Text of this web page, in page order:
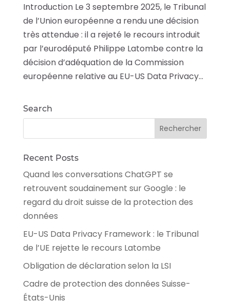
Introduction Le 3 septembre 2025, le Tribunal
de l’Union européenne a rendu une décision
très attendue : il a rejeté le recours introduit
par l’eurodéputé Philippe Latombe contre la
décision d’adéquation de la Commission
européenne relative au EU-US Data Privacy...
Search
Recent Posts
Quand les conversations ChatGPT se
retrouvent soudainement sur Google : le
regard du droit suisse de la protection des
données
EU-US Data Privacy Framework : le Tribunal
de l’UE rejette le recours Latombe
Obligation de déclaration selon la LSI
Cadre de protection des données Suisse-
États-Unis